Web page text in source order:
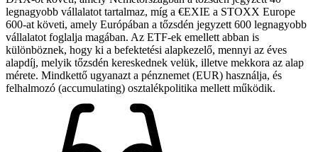
legnagyobb vállalatot tartalmaz, míg a €EXIE a STOXX Europe
600-at követi, amely Európában a tőzsdén jegyzett 600 legnagyobb
vállalatot foglalja magában. Az ETF-ek emellett abban is
különböznek, hogy ki a befektetési alapkezelő, mennyi az éves
alapdíj, melyik tőzsdén kereskednek velük, illetve mekkora az alap
mérete. Mindkettő ugyanazt a pénznemet (EUR) használja, és
felhalmozó (accumulating) osztalékpolitika mellett működik.